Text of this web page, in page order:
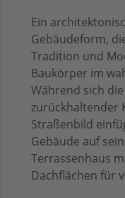
Ein
Gebäudeform,
Tradition und
Baukörper im
Während sich
zurückhaltender
Straßenbild
Gebäude auf
Terrassenhaus
Dachflächen für